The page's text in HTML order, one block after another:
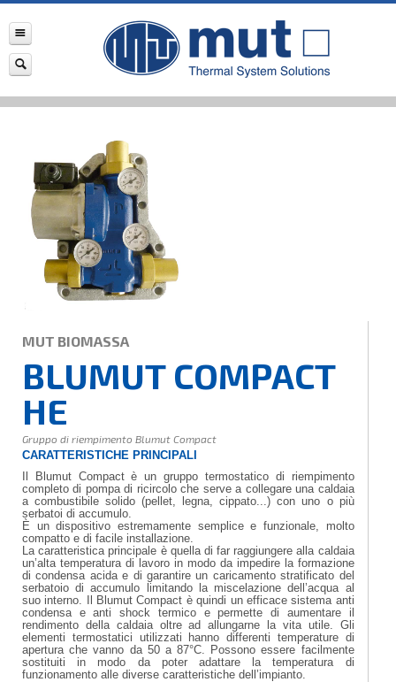
MUT BIOMASSA
BLUMUT COMPACT
HE
Gruppo di riempimento Blumut Compact
CARATTERISTICHE PRINCIPALI
Il Blumut Compact è un gruppo termostatico di riempimento
completo di pompa di ricircolo che serve a collegare una caldaia
a combustibile solido (pellet, legna, cippato...) con uno o più
serbatoi di accumulo.
È un dispositivo estremamente semplice e funzionale, molto
compatto e di facile installazione.
La caratteristica principale è quella di far raggiungere alla caldaia
un’alta temperatura di lavoro in modo da impedire la formazione
di condensa acida e di garantire un caricamento stratificato del
serbatoio di accumulo limitando la miscelazione dell’acqua al
suo interno. Il Blumut Compact è quindi un efficace sistema anti
condensa e anti shock termico e permette di aumentare il
rendimento della caldaia oltre ad allungarne la vita utile. Gli
elementi termostatici utilizzati hanno differenti temperature di
apertura che vanno da 50 a 87°C. Possono essere facilmente
sostituiti in modo da poter adattare la temperatura di
funzionamento alle diverse caratteristiche dell’impianto.